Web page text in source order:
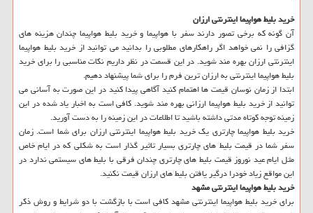
خرید بلیط هواپیما اینترنتی ارزان
آن گونه كه برخی تصور دارند سفر با هواپیما و خرید بلیط هواپیما چندان هزینه های
گزافی را نمی خواهد اگر راهكارهای مطلوبی را بدانید می توانید از خرید بلیط هواپیما
اینترنتی ارزان بهره مند شوید. در این قسمت در نظر داریم نكات مناسبی را برای خرید
بلیط هواپیما اینترنتی به ارزان ترین فرم را برای شما پیشنهاد دهیم.
ابتدا از زمان نوسان قیمت ها اهتمام كنید آگاهی پیدا كنید در این صورت به آسانی می
توانید از خرید بلیط هواپیما ارزانی بهره مند شوید. كافی است به اخبار یاد شده در این
زمینه توجه كوتاه مدتی داشته باشید تا اطلاعات در این زمینه را به دست آورید.
خرید بلیط هواپیما چارتری یك خرید بلیط هواپیما اینترنتی ارزان برای شما است. زمان
سفر شما در قیمت بلیط های چارتری بسیار تاثیر گذار است به شكلی كه در ایام خاص
مثل ایام عید نوروز قیمت بلیط های چارتری چندان فرقی با بلیط های سیستمی ندارد در
این مواقع زیاد خودرا درگیر یافتن بلیط های ارزان قیمت نكنید.
خرید بلیط هواپیما اینترنتی مشهد
برای خرید بلیط هواپیما اینترنتی مشهد كافی است با بازگشت با دو شرایط و روش ذكر